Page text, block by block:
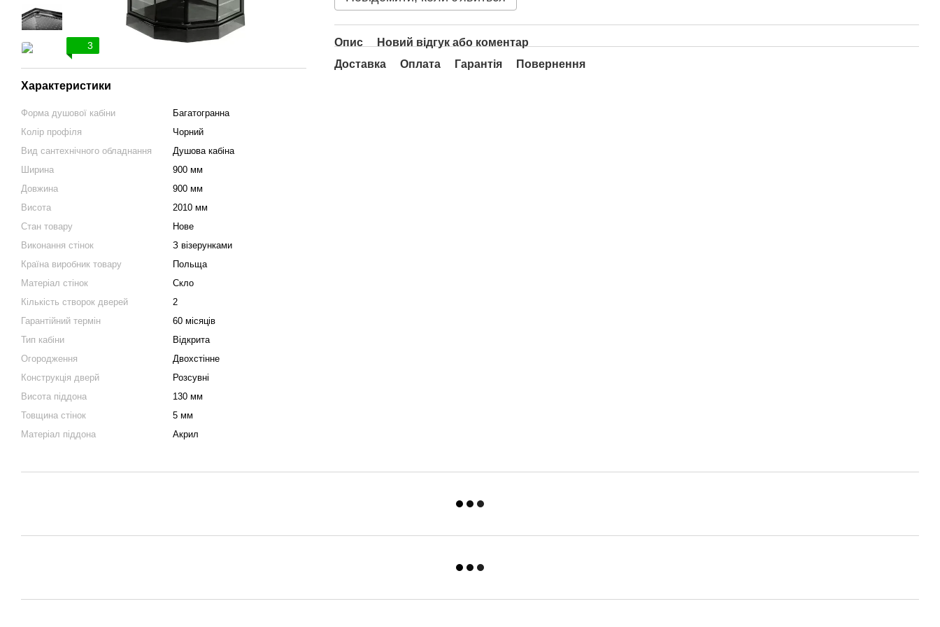
3
Характеристики
Форма душової кабіни
Багатогранна
Колір профіля
Чорний
Вид сантехнічного обладнання
Душова кабіна
Ширина
900 мм
Довжина
900 мм
Висота
2010 мм
Стан товару
Нове
Виконання стінок
З візерунками
Країна виробник товару
Польща
Матеріал стінок
Скло
Кількість створок дверей
2
Гарантійний термін
60 місяців
Тип кабіни
Відкрита
Огородження
Двохстінне
Конструкція дверй
Розсувні
Висота піддона
130 мм
Товщина стінок
5 мм
Матеріал піддона
Акрил
Опис
Новий відгук або коментар
Доставка
Оплата Гарантія Повернення